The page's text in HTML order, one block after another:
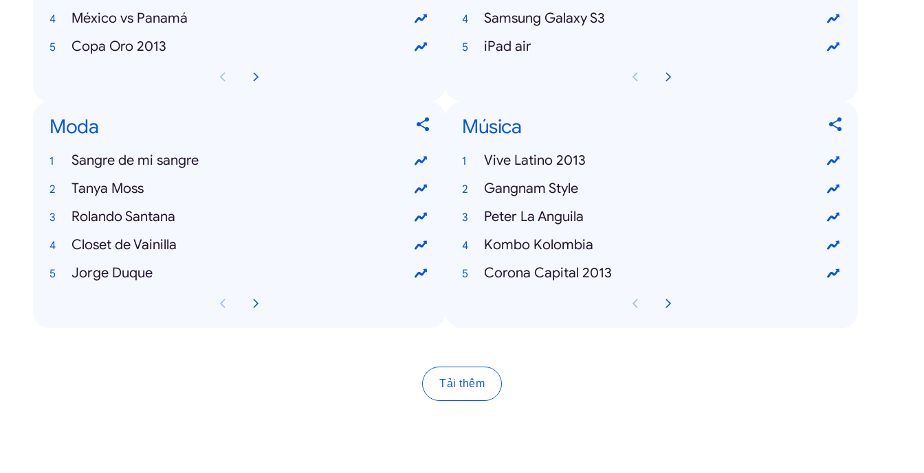
México vs Panamá
Copa Oro 2013
Samsung Galaxy S3
iPad air
Moda
Sangre de mi sangre
Tanya Moss
Rolando Santana
Closet de Vainilla
Jorge Duque
Música
Vive Latino 2013
Gangnam Style
Peter La Anguila
Kombo Kolombia
Corona Capital 2013
Tải thêm